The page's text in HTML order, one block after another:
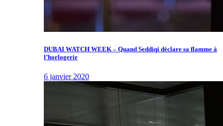
DUBAI WATCH WEEK – Quand Seddiqi déclare sa flamme à
l’horlogerie
6 janvier 2020